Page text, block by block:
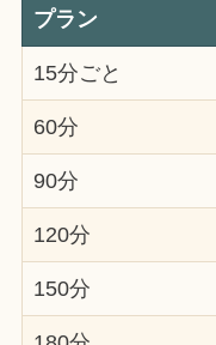
プラン
15分ごと
60分
90分
120分
150分